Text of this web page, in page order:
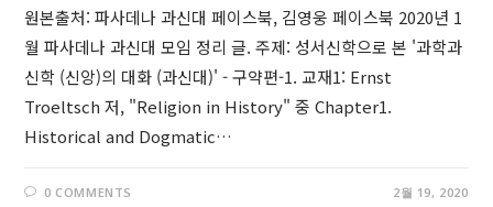
원본출처: 파사데나 과신대 페이스북, 김영웅 페이스북 2020년 1
월 파사데나 과신대 모임 정리 글. 주제: 성서신학으로 본 '과학과
신학 (신앙)의 대화 (과신대)' - 구약편-1. 교재1: Ernst
Troeltsch 저, "Religion in History" 중 Chapter1.
Historical and Dogmatic…
0 COMMENTS 2월 19, 2020